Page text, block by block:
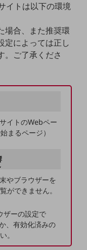
イトは以下の環境
場合、また推奨環
定によっては正し
。ご了承くださ
イトのWebペー
るページ）
やブラウザーを
ができません。
ザーの設定で
、有効化済みの
。